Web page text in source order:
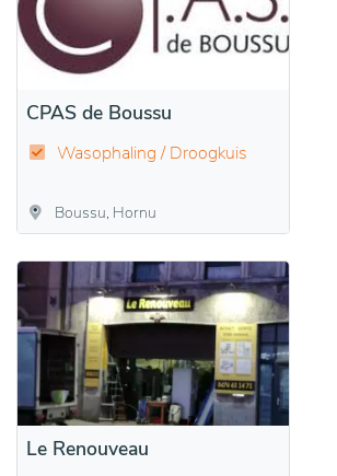
CPAS de Boussu
Wasophaling / Droogkuis
Boussu, Hornu
Le Renouveau